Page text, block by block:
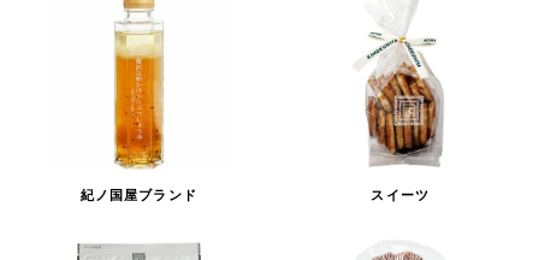
紀ノ国屋ブランド スイーツ